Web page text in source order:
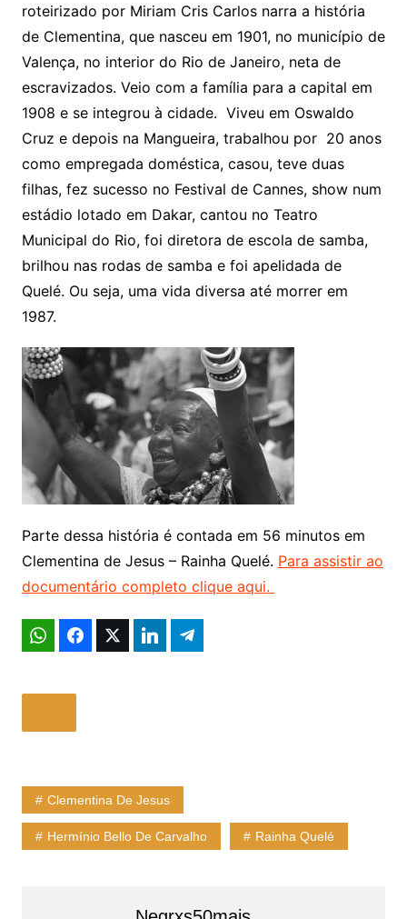
roteirizado por Miriam Cris Carlos narra a história
de Clementina, que nasceu em 1901, no município de
Valença, no interior do Rio de Janeiro, neta de
escravizados. Veio com a família para a capital em
1908 e se integrou à cidade. Viveu em Oswaldo
Cruz e depois na Mangueira, trabalhou por 20 anos
como empregada doméstica, casou, teve duas
filhas, fez sucesso no Festival de Cannes, show num
estádio lotado em Dakar, cantou no Teatro
Municipal do Rio, foi diretora de escola de samba,
brilhou nas rodas de samba e foi apelidada de
Quelé. Ou seja, uma vida diversa até morrer em
1987.
Parte dessa história é contada em 56 minutos em
Clementina de Jesus – Rainha Quelé. Para assistir ao
documentário completo clique aqui.
Clementina De Jesus
Hermínio Bello De Carvalho Rainha Quelé